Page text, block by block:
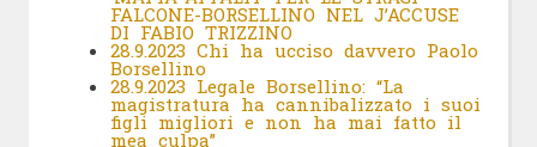
FALCONE-BORSELLINO NEL J’ACCUSE
DI FABIO TRIZZINO
28.9.2023 Chi ha ucciso davvero Paolo
Borsellino
28.9.2023 Legale Borsellino: “La
magistratura ha cannibalizzato i suoi
figli migliori e non ha mai fatto il
mea culpa”